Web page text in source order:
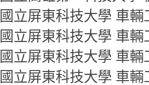
立屏東科技大學 車輛
立屏東科技大學 車輛
立屏東科技大學 車輛
立屏東科技大學 車輛